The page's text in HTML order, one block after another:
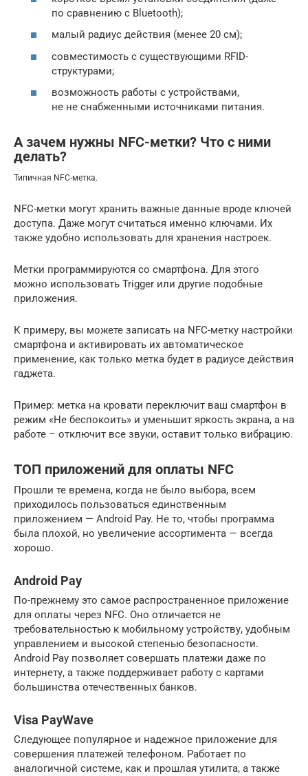
по сравнению с Bluetooth);
малый радиус действия (менее 20 см);
совместимость с существующими RFID-
структурами;
возможность работы с устройствами,
не не снабженными источниками питания.
А зачем нужны NFC-метки? Что с ними
делать?
Типичная NFC-метка.
NFC-метки могут хранить важные данные вроде ключей
доступа. Даже могут считаться именно ключами. Их
также удобно использовать для хранения настроек.
Метки программируются со смартфона. Для этого
можно использовать Trigger или другие подобные
приложения.
К примеру, вы можете записать на NFC-метку настройки
смартфона и активировать их автоматическое
применение, как только метка будет в радиусе действия
гаджета.
Пример: метка на кровати переключит ваш смартфон в
режим «Не беспокоить» и уменьшит яркость экрана, а на
работе – отключит все звуки, оставит только вибрацию.
ТОП приложений для оплаты NFC
Прошли те времена, когда не было выбора, всем
приходилось пользоваться единственным
приложением — Android Pay. Не то, чтобы программа
была плохой, но увеличение ассортимента — всегда
хорошо.
Android Pay
По-прежнему это самое распространенное приложение
для оплаты через NFC. Оно отличается не
требовательностью к мобильному устройству, удобным
управлением и высокой степенью безопасности.
Android Pay позволяет совершать платежи даже по
интернету, а также поддерживает работу с картами
большинства отечественных банков.
Visa PayWave
Следующее популярное и надежное приложение для
совершения платежей телефоном. Работает по
аналогичной системе, как и прошлая утилита, а также